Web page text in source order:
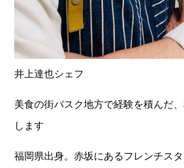
井上達也シェフ
美食の街バスク地方で経験を積んだ
します
福岡県出身。赤坂にあるフレンチス